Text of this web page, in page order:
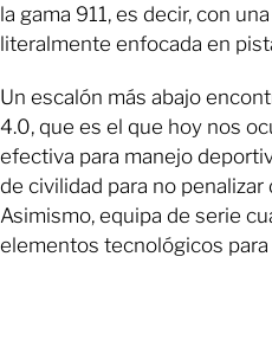
la gama 911, es decir, con
literalmente enfocada en
Un escalón más abajo
4.0, que es el que hoy nos
efectiva para manejo
de civilidad para no
Asimismo, equipa de serie
elementos tecnológicos